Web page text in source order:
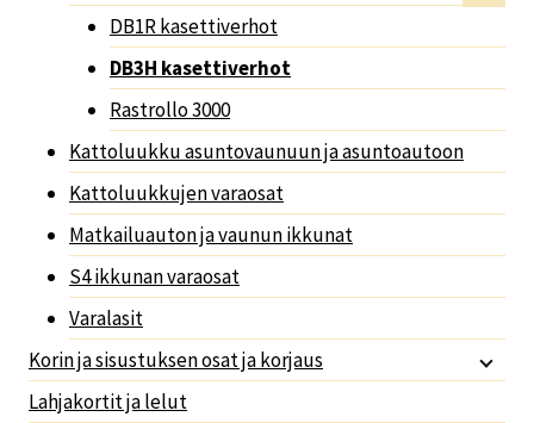
DB1R kasettiverhot
DB3H kasettiverhot
Rastrollo 3000
Kattoluukku asuntovaunuun ja asuntoautoon
Kattoluukkujen varaosat
Matkailuauton ja vaunun ikkunat
S4 ikkunan varaosat
Varalasit
Korin ja sisustuksen osat ja korjaus
Lahjakortit ja lelut